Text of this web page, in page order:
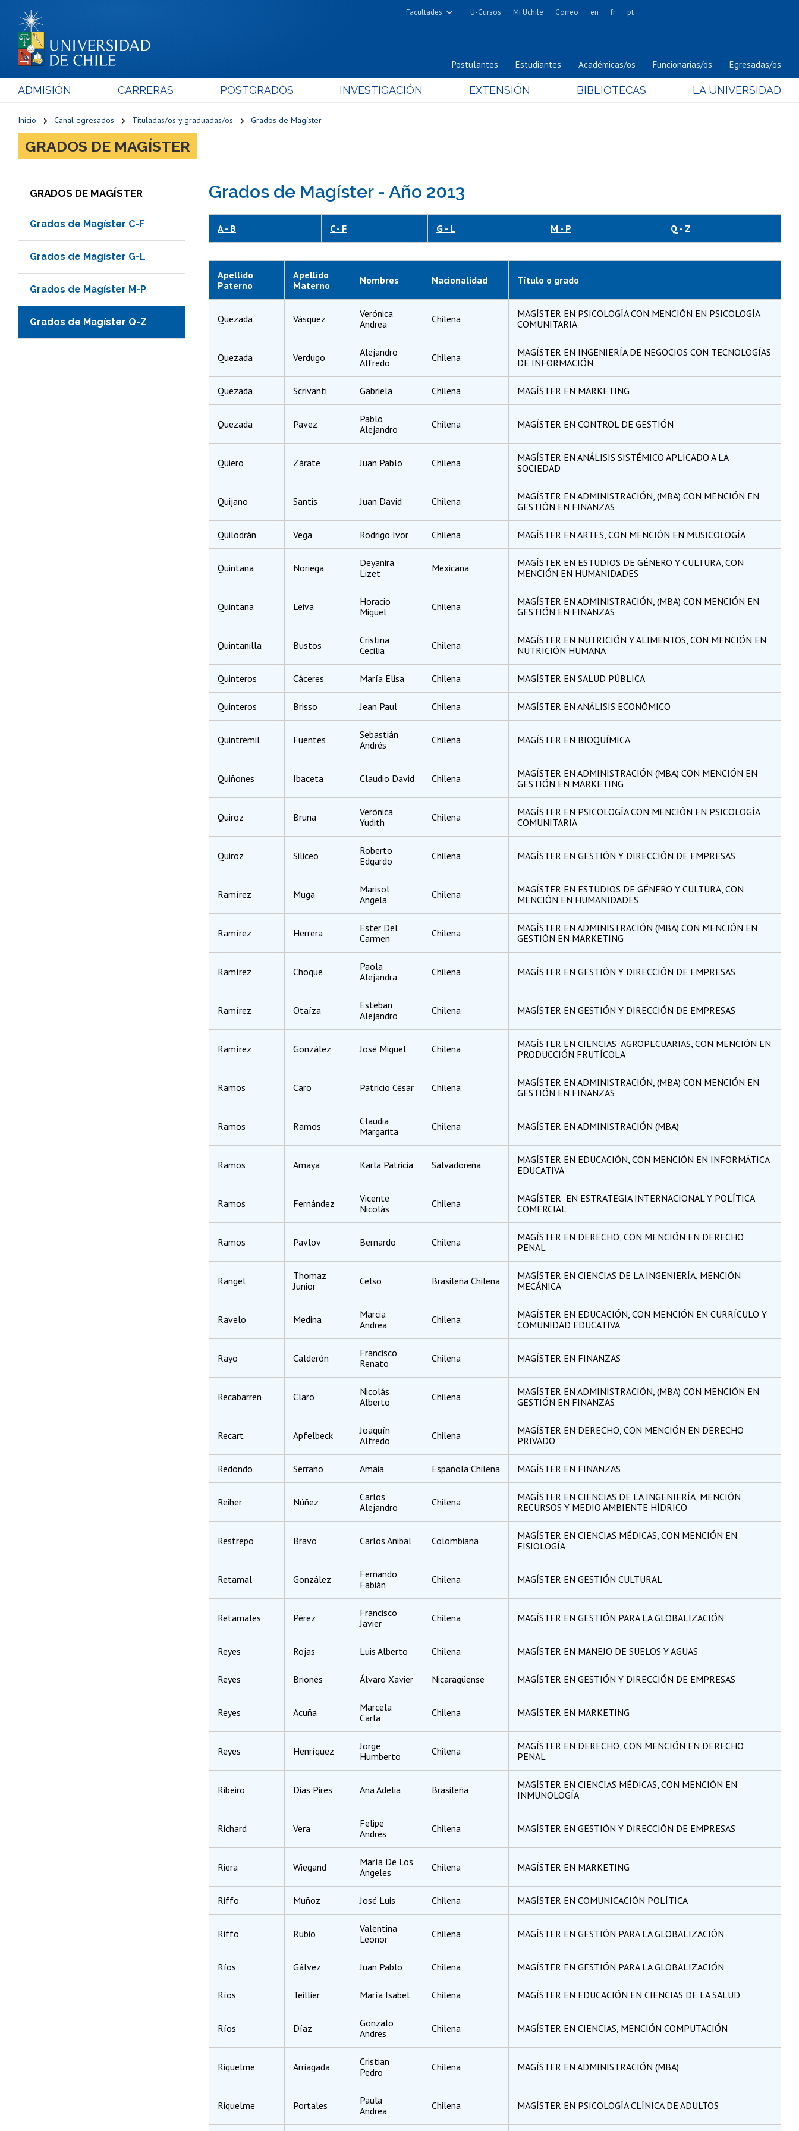
Facultades
Cs. Físicas y Matemáticas
Cs. Forestales y Conservación
Cs. Químicas y Farmacéuticas
Cs. Sociales
Estudios Avanzados en Educación
Alimentos
U-Cursos Mi Uchile Correo en fr pt
Postulantes Estudiantes Académicas/os Funcionarias/os Egresadas/os
ADMISIÓN CARRERAS POSTGRADOS INVESTIGACIÓN EXTENSIÓN BIBLIOTECAS LA UNIVERSIDAD
Inicio Canal egresados Tituladas/os y graduadas/os Grados de Magíster
GRADOS DE MAGÍSTER
GRADOS DE MAGÍSTER
Grados de Magíster C-F
Grados de Magíster G-L
Grados de Magíster M-P
Grados de Magíster Q-Z
Grados de Magíster - Año 2013
A - B C - F G - L M - P Q - Z
Apellido
Paterno
Apellido
Materno
Nombres Nacionalidad Título o grado
Quezada Vásquez
Verónica
Andrea
Chilena
MAGÍSTER EN PSICOLOGÍA CON MENCIÓN EN PSICOLOGÍA
COMUNITARIA
Quezada Verdugo
Alejandro
Alfredo
Chilena
MAGÍSTER EN INGENIERÍA DE NEGOCIOS CON TECNOLOGÍAS
DE INFORMACIÓN
Quezada Scrivanti Gabriela Chilena MAGÍSTER EN MARKETING
Quezada Pavez
Pablo
Alejandro
Chilena MAGÍSTER EN CONTROL DE GESTIÓN
Quiero Zárate Juan Pablo Chilena
MAGÍSTER EN ANÁLISIS SISTÉMICO APLICADO A LA
SOCIEDAD
Quijano Santis Juan David Chilena
MAGÍSTER EN ADMINISTRACIÓN, (MBA) CON MENCIÓN EN
GESTIÓN EN FINANZAS
Quilodrán Vega Rodrigo Ivor Chilena MAGÍSTER EN ARTES, CON MENCIÓN EN MUSICOLOGÍA
Quintana Noriega
Deyanira
Lizet
Mexicana
MAGÍSTER EN ESTUDIOS DE GÉNERO Y CULTURA, CON
MENCIÓN EN HUMANIDADES
Quintana Leiva
Horacio
Miguel
Chilena
MAGÍSTER EN ADMINISTRACIÓN, (MBA) CON MENCIÓN EN
GESTIÓN EN FINANZAS
Quintanilla Bustos
Cristina
Cecilia
Chilena
MAGÍSTER EN NUTRICIÓN Y ALIMENTOS, CON MENCIÓN EN
NUTRICIÓN HUMANA
Quinteros Cáceres María Elisa Chilena MAGÍSTER EN SALUD PÚBLICA
Quinteros Brisso Jean Paul Chilena MAGÍSTER EN ANÁLISIS ECONÓMICO
Quintremil Fuentes
Sebastián
Andrés
Chilena MAGÍSTER EN BIOQUÍMICA
Quiñones Ibaceta Claudio David Chilena
MAGÍSTER EN ADMINISTRACIÓN (MBA) CON MENCIÓN EN
GESTIÓN EN MARKETING
Quiroz Bruna
Verónica
Yudith
Chilena
MAGÍSTER EN PSICOLOGÍA CON MENCIÓN EN PSICOLOGÍA
COMUNITARIA
Quiroz Siliceo
Roberto
Edgardo
Chilena MAGÍSTER EN GESTIÓN Y DIRECCIÓN DE EMPRESAS
Ramírez Muga
Marisol
Angela
Chilena
MAGÍSTER EN ESTUDIOS DE GÉNERO Y CULTURA, CON
MENCIÓN EN HUMANIDADES
Ramírez Herrera
Ester Del
Carmen
Chilena
MAGÍSTER EN ADMINISTRACIÓN (MBA) CON MENCIÓN EN
GESTIÓN EN MARKETING
Ramírez Choque
Paola
Alejandra
Chilena MAGÍSTER EN GESTIÓN Y DIRECCIÓN DE EMPRESAS
Ramírez Otaíza
Esteban
Alejandro
Chilena MAGÍSTER EN GESTIÓN Y DIRECCIÓN DE EMPRESAS
Ramírez González José Miguel Chilena
MAGÍSTER EN CIENCIAS AGROPECUARIAS, CON MENCIÓN EN
PRODUCCIÓN FRUTÍCOLA
Ramos Caro Patricio César Chilena
MAGÍSTER EN ADMINISTRACIÓN, (MBA) CON MENCIÓN EN
GESTIÓN EN FINANZAS
Ramos Ramos
Claudia
Margarita
Chilena MAGÍSTER EN ADMINISTRACIÓN (MBA)
Ramos Amaya Karla Patricia Salvadoreña
MAGÍSTER EN EDUCACIÓN, CON MENCIÓN EN INFORMÁTICA
EDUCATIVA
Ramos Fernández
Vicente
Nicolás
Chilena
MAGÍSTER EN ESTRATEGIA INTERNACIONAL Y POLÍTICA
COMERCIAL
Ramos Pavlov Bernardo Chilena
MAGÍSTER EN DERECHO, CON MENCIÓN EN DERECHO
PENAL
Rangel
Thomaz
Junior
Celso Brasileña;Chilena
MAGÍSTER EN CIENCIAS DE LA INGENIERÍA, MENCIÓN
MECÁNICA
Ravelo Medina
Marcia
Andrea
Chilena
MAGÍSTER EN EDUCACIÓN, CON MENCIÓN EN CURRÍCULO Y
COMUNIDAD EDUCATIVA
Rayo Calderón
Francisco
Renato
Chilena MAGÍSTER EN FINANZAS
Recabarren Claro
Nicolás
Alberto
Chilena
MAGÍSTER EN ADMINISTRACIÓN, (MBA) CON MENCIÓN EN
GESTIÓN EN FINANZAS
Recart Apfelbeck
Joaquín
Alfredo
Chilena
MAGÍSTER EN DERECHO, CON MENCIÓN EN DERECHO
PRIVADO
Redondo Serrano Amaia Española;Chilena MAGÍSTER EN FINANZAS
Reiher Núñez
Carlos
Alejandro
Chilena
MAGÍSTER EN CIENCIAS DE LA INGENIERÍA, MENCIÓN
RECURSOS Y MEDIO AMBIENTE HÍDRICO
Restrepo Bravo Carlos Anibal Colombiana
MAGÍSTER EN CIENCIAS MÉDICAS, CON MENCIÓN EN
FISIOLOGÍA
Retamal González
Fernando
Fabián
Chilena MAGÍSTER EN GESTIÓN CULTURAL
Retamales Pérez
Francisco
Javier
Chilena MAGÍSTER EN GESTIÓN PARA LA GLOBALIZACIÓN
Reyes Rojas Luis Alberto Chilena MAGÍSTER EN MANEJO DE SUELOS Y AGUAS
Reyes Briones Álvaro Xavier Nicaragüense MAGÍSTER EN GESTIÓN Y DIRECCIÓN DE EMPRESAS
Reyes Acuña
Marcela
Carla
Chilena MAGÍSTER EN MARKETING
Reyes Henríquez
Jorge
Humberto
Chilena
MAGÍSTER EN DERECHO, CON MENCIÓN EN DERECHO
PENAL
Ribeiro Dias Pires Ana Adelia Brasileña
MAGÍSTER EN CIENCIAS MÉDICAS, CON MENCIÓN EN
INMUNOLOGÍA
Richard Vera
Felipe
Andrés
Chilena MAGÍSTER EN GESTIÓN Y DIRECCIÓN DE EMPRESAS
Riera Wiegand
María De Los
Angeles
Chilena MAGÍSTER EN MARKETING
Riffo Muñoz José Luis Chilena MAGÍSTER EN COMUNICACIÓN POLÍTICA
Riffo Rubio
Valentina
Leonor
Chilena MAGÍSTER EN GESTIÓN PARA LA GLOBALIZACIÓN
Ríos Gálvez Juan Pablo Chilena MAGÍSTER EN GESTIÓN PARA LA GLOBALIZACIÓN
Ríos Teillier María Isabel Chilena MAGÍSTER EN EDUCACIÓN EN CIENCIAS DE LA SALUD
Ríos Díaz
Gonzalo
Andrés
Chilena MAGÍSTER EN CIENCIAS, MENCIÓN COMPUTACIÓN
Riquelme Arriagada
Cristian
Pedro
Chilena MAGÍSTER EN ADMINISTRACIÓN (MBA)
Riquelme Portales
Paula
Andrea
Chilena MAGÍSTER EN PSICOLOGÍA CLÍNICA DE ADULTOS